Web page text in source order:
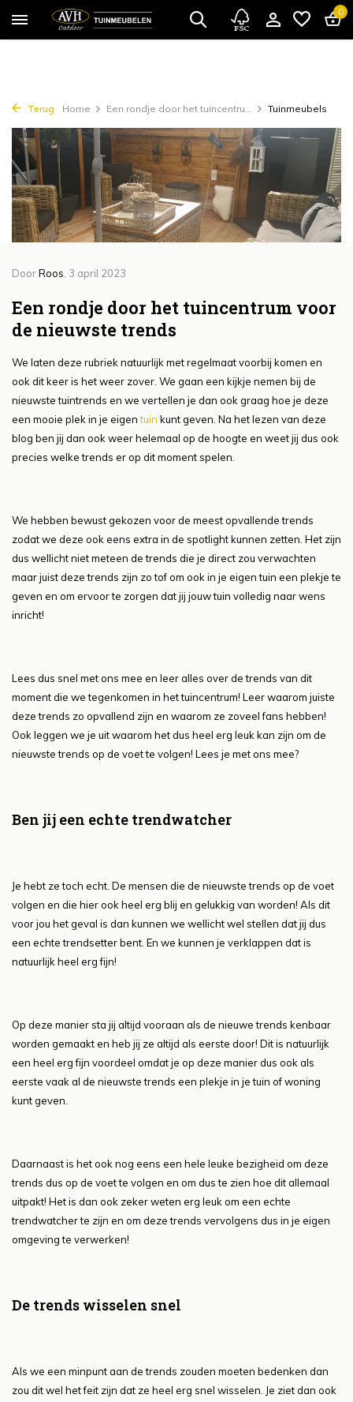
{!!% include 'snippets/cta.rain' %!!} 0
Terug Home Een rondje door het tuincentru... Tuinmeubels
DoorRoos , 3 april 2023
Een rondje door het tuincentrum voor
de nieuwste trends
We laten deze rubriek natuurlijk met regelmaat voorbij komen en
ook dit keer is het weer zover. We gaan een kijkje nemen bij de
nieuwste tuintrends en we vertellen je dan ook graag hoe je deze
een mooie plek in je eigentuin kunt geven. Na het lezen van deze
blog ben jij dan ook weer helemaal op de hoogte en weet jij dus ook
precies welke trends er op dit moment spelen.
We hebben bewust gekozen voor de meest opvallende trends
zodat we deze ook eens extra in de spotlight kunnen zetten. Het zijn
dus wellicht niet meteen de trends die je direct zou verwachten
maar juist deze trends zijn zo tof om ook in je eigen tuin een plekje te
geven en om ervoor te zorgen dat jij jouw tuin volledig naar wens
inricht!
Lees dus snel met ons mee en leer alles over de trends van dit
moment die we tegenkomen in het tuincentrum! Leer waarom juiste
deze trends zo opvallend zijn en waarom ze zoveel fans hebben!
Ook leggen we je uit waarom het dus heel erg leuk kan zijn om de
nieuwste trends op de voet te volgen! Lees je met ons mee?
Ben jij een echte trendwatcher
Je hebt ze toch echt. De mensen die de nieuwste trends op de voet
volgen en die hier ook heel erg blij en gelukkig van worden! Als dit
voor jou het geval is dan kunnen we wellicht wel stellen dat jij dus
een echte trendsetter bent. En we kunnen je verklappen dat is
natuurlijk heel erg fijn!
Op deze manier sta jij altijd vooraan als de nieuwe trends kenbaar
worden gemaakt en heb jij ze altijd als eerste door! Dit is natuurlijk
een heel erg fijn voordeel omdat je op deze manier dus ook als
eerste vaak al de nieuwste trends een plekje in je tuin of woning
kunt geven.
Daarnaast is het ook nog eens een hele leuke bezigheid om deze
trends dus op de voet te volgen en om dus te zien hoe dit allemaal
uitpakt! Het is dan ook zeker weten erg leuk om een echte
trendwatcher te zijn en om deze trends vervolgens dus in je eigen
omgeving te verwerken!
De trends wisselen snel
Als we een minpunt aan de trends zouden moeten bedenken dan
zou dit wel het feit zijn dat ze heel erg snel wisselen. Je ziet dan ook